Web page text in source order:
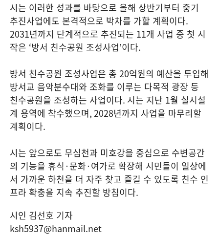
시는 이러한 성과를 바탕으로 올해 상반기부터 중기
추진사업에도 본격적으로 박차를 가할 계획이다.
2031년까지 단계적으로 추진되는 11개 사업 중 첫 시
작은 ‘방서 친수공원 조성사업’이다.
방서 친수공원 조성사업은 총 20억원의 예산을 투입해
방서교 음악분수대와 조화를 이루는 다목적 광장 등
친수공원을 조성하는 사업이다. 시는 지난 1월 실시설
계 용역에 착수했으며, 2028년까지 사업을 마무리할
계획이다.
시는 앞으로도 무심천과 미호강을 중심으로 수변공간
의 기능을 휴식·문화·여가로 확장해 시민들이 일상에
서 가까운 하천을 더 자주 찾고 즐길 수 있도록 친수 인
프라 확충을 지속 추진할 방침이다.
시인 김선호 기자
ksh5937@hanmail.net